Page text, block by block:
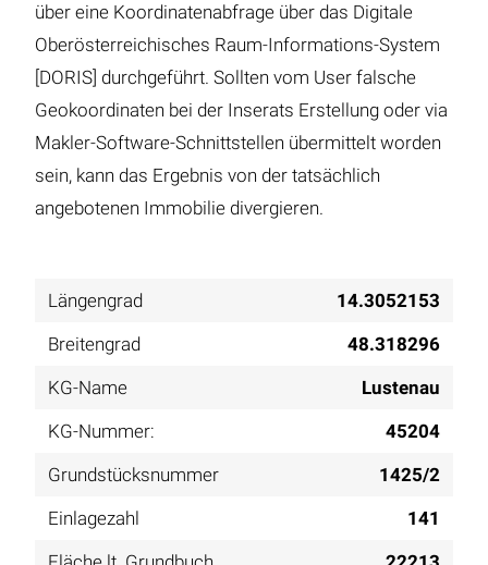
über eine Koordinatenabfrage über das Digitale
Oberösterreichisches Raum-Informations-System
[DORIS] durchgeführt. Sollten vom User falsche
Geokoordinaten bei der Inserats Erstellung oder via
Makler-Software-Schnittstellen übermittelt worden
sein, kann das Ergebnis von der tatsächlich
angebotenen Immobilie divergieren.
Längengrad
14.3052153
Breitengrad
48.318296
KG-Name
Lustenau
KG-Nummer:
45204
Grundstücksnummer
1425/2
Einlagezahl
141